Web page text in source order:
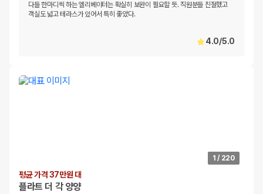
다들 한마디씩 하는 엘리베이터는 확실히 보완이 필요할 듯. 직원분들 친절했고
객실도 넓고 테라스가 있어서 특히 좋았다.
4.0/5.0
1 / 220
평균 가격 37만원 대
플라트 더 각 양양